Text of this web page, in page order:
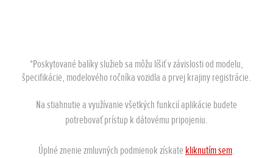
*Poskytované balíky služieb sa môžu líšiť v závislosti od modelu,
špecifikácie, modelového ročníka vozidla a prvej krajiny registrácie.
Na stiahnutie a využívanie všetkých funkcií aplikácie budete
potrebovať prístup k dátovému pripojeniu.
Úplné znenie zmluvných podmienok získate kliknutím sem.